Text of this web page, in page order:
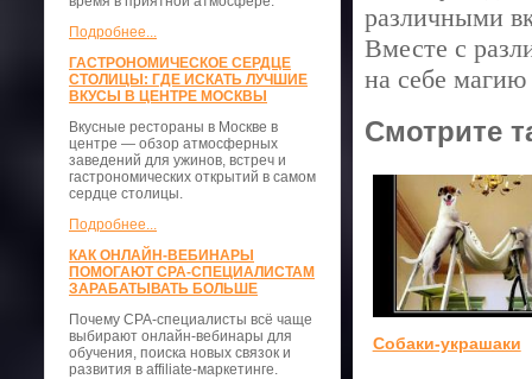
Подробнее...
ГАСТРОНОМИЧЕСКОЕ СЕРДЦЕ
СТОЛИЦЫ: ГДЕ ИСКАТЬ ЛУЧШИЕ
ВКУСЫ В ЦЕНТРЕ МОСКВЫ
Вкусные рестораны в Москве в
центре — обзор атмосферных
заведений для ужинов, встреч и
гастрономических открытий в самом
сердце столицы.
Подробнее...
КАК ОНЛАЙН-ВЕБИНАРЫ
ПОМОГАЮТ CPA-СПЕЦИАЛИСТАМ
ЗАРАБАТЫВАТЬ БОЛЬШЕ
Почему CPA-специалисты всё чаще
выбирают онлайн-вебинары для
обучения, поиска новых связок и
развития в affiliate-маркетинге.
различными
Вместе с
на себе магию
Смотрите
Собаки-украшаки